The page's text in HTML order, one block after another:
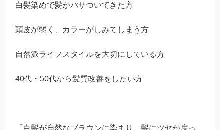
白髪染めで髪がパサついてきた方
頭皮が弱く、カラーがしみてしまう方
自然派ライフスタイルを大切にしている方
40代・50代から髪質改善をしたい方
「白髪が自然なブラウンに染まり、髪にツヤが戻っ